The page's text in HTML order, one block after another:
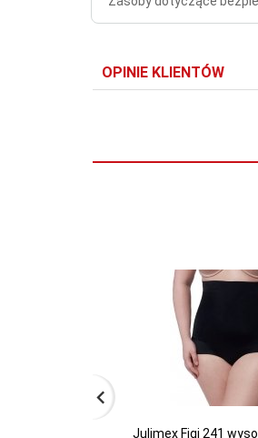
OPINIE KLIENTÓW
Julimex Figi 241